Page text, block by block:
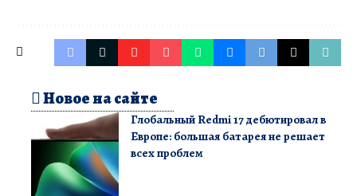
Новое на сайте
Глобальный Redmi 17 дебютировал в
Европе: большая батарея не решает
всех проблем